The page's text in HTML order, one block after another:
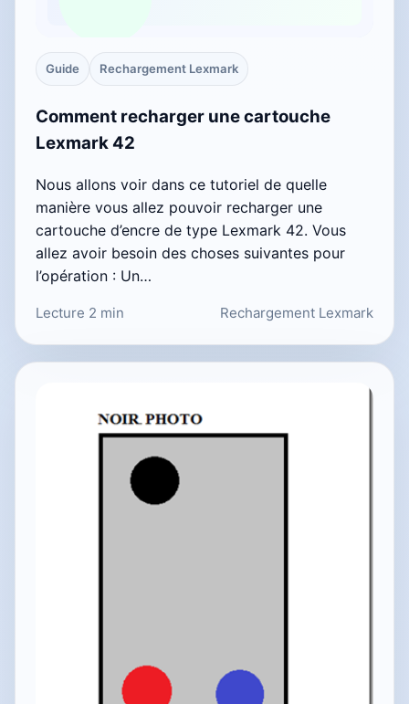
Guide Rechargement Lexmark
Comment recharger une cartouche
Lexmark 42
Nous allons voir dans ce tutoriel de quelle
manière vous allez pouvoir recharger une
cartouche d’encre de type Lexmark 42. Vous
allez avoir besoin des choses suivantes pour
l’opération : Un…
Lecture 2 min Rechargement Lexmark